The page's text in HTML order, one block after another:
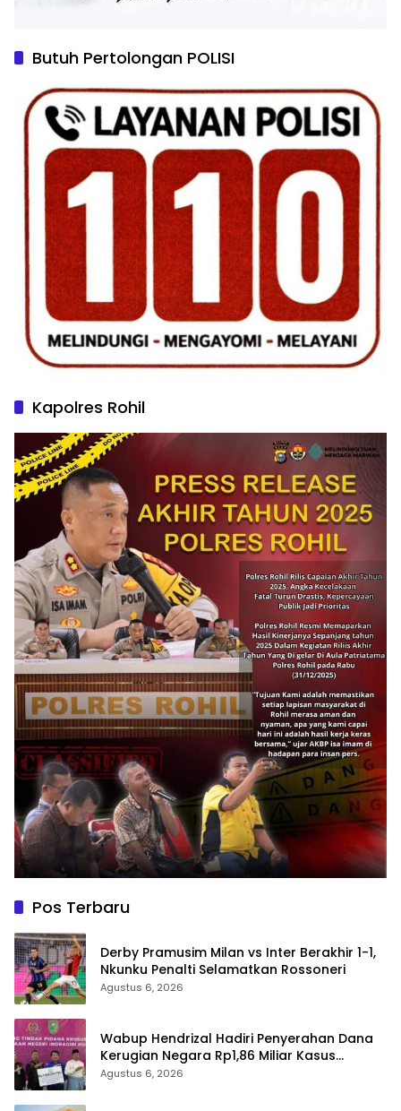
Butuh Pertolongan POLISI
Kapolres Rohil
Pos Terbaru
Derby Pramusim Milan vs Inter Berakhir 1-1,
Nkunku Penalti Selamatkan Rossoneri
Agustus 6, 2026
Wabup Hendrizal Hadiri Penyerahan Dana
Kerugian Negara Rp1,86 Miliar Kasus
Korupsi BPR Indra Arta
Agustus 6, 2026